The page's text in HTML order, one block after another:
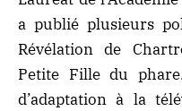
a publié plusieurs
Révélation de
Petite Fille du
d’adaptation à la